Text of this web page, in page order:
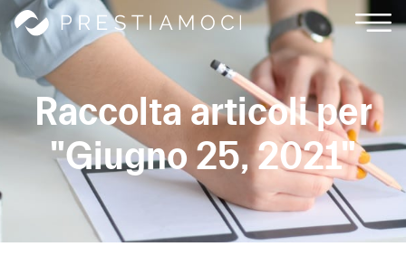
Raccolta articoli per
"Giugno 25, 2021"